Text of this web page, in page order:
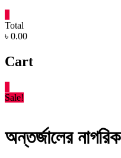
Total
৳ 0.00
Cart
Sale!
অন্তর্জালের নাগরিক